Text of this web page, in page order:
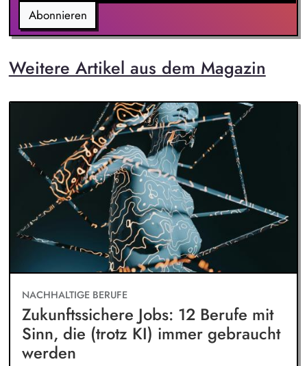
Abonnieren
Weitere Artikel aus dem Magazin
NACHHALTIGE BERUFE
Zukunftssichere Jobs: 12 Berufe mit
Sinn, die (trotz KI) immer gebraucht
werden